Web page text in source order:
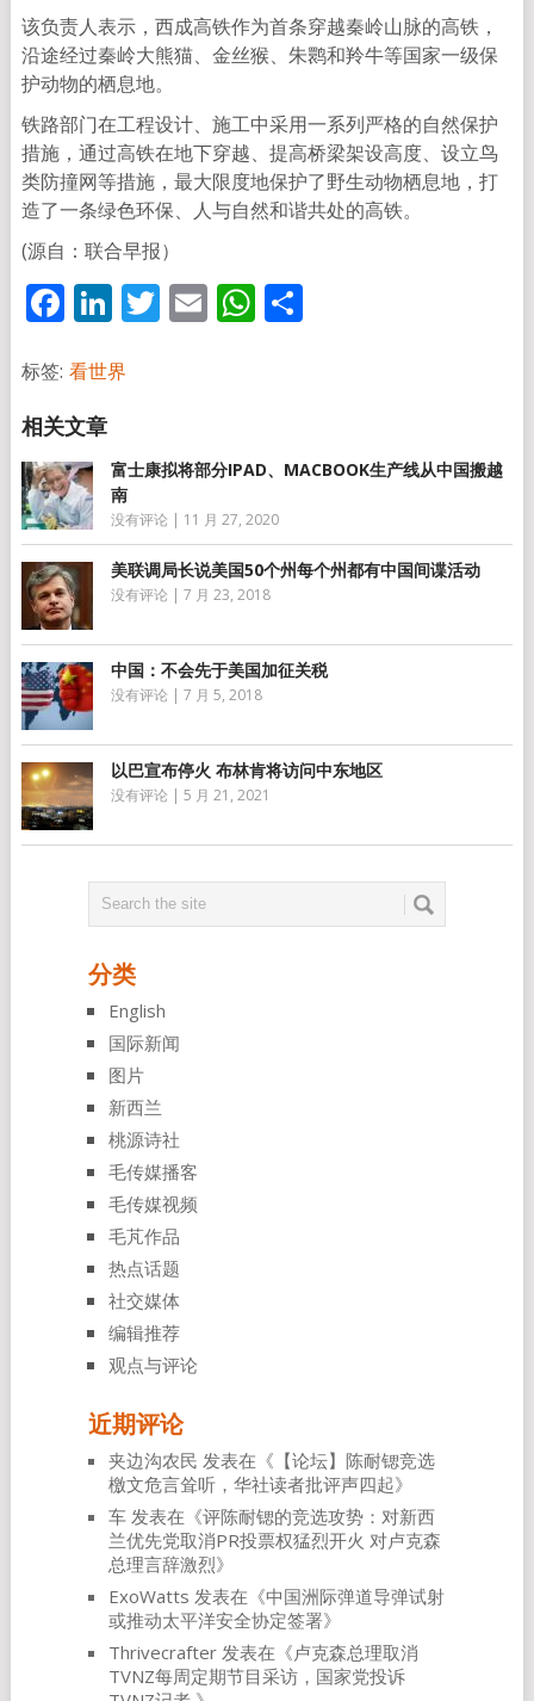
该负责人表示，西成高铁作为首条穿越秦岭山脉的高铁，
沿途经过秦岭大熊猫、金丝猴、朱鹮和羚牛等国家一级保
护动物的栖息地。
铁路部门在工程设计、施工中采用一系列严格的自然保护
措施，通过高铁在地下穿越、提高桥梁架设高度、设立鸟
类防撞网等措施，最大限度地保护了野生动物栖息地，打
造了一条绿色环保、人与自然和谐共处的高铁。
(源自：联合早报）
Facebook
LinkedIn
Twitter
EmailWhatsApp
分
标签: 看世界
富士康拟将部分IPAD、MACBOOK生产线从中国搬越
南
没有评论 | 11 月 27, 2020
美联调局长说美国50个州每个州都有中国间谍活动
没有评论 | 7 月 23, 2018
中国：不会先于美国加征关税
没有评论 | 7 月 5, 2018
以巴宣布停火 布林肯将访问中东地区
没有评论 | 5 月 21, 2021
分类
English
国际新闻
图片
新西兰
桃源诗社
毛传媒播客
毛传媒视频
毛芃作品
热点话题
社交媒体
编辑推荐
观点与评论
近期评论
夹边沟农民 发表在《 【论坛】陈耐锶竞选
檄文危言耸听，华社读者批评声四起》
车发表在《评陈耐锶的竞选攻势：对新西
兰优先党取消PR投票权猛烈开火 对卢克森
总理言辞激烈》
ExoWatts 发表在《中国洲际弹道导弹试射
或推动太平洋安全协定签署》
Thrivecrafter发表在《卢克森总理取消
TVNZ每周定期节目采访，国家党投诉